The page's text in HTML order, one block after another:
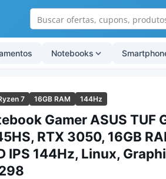
Notebooks
7 16GB RAM 144Hz
Gamer ASUS TUF
RTX 3050, 16GB
IPS 144Hz, Linux,